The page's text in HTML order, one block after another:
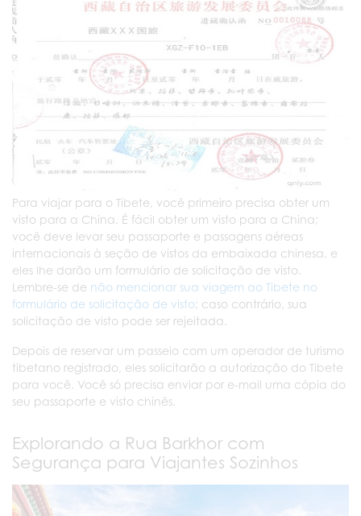
Para viajar para o Tibete, você primeiro precisa obter um
visto para a China. É fácil obter um visto para a China;
você deve levar seu passaporte e passagens aéreas
internacionais à seção de vistos da embaixada chinesa, e
eles lhe darão um formulário de solicitação de visto.
Lembre-se de não mencionar sua viagem ao Tibete no
formulário de solicitação de visto; caso contrário, sua
solicitação de visto pode ser rejeitada.
Depois de reservar um passeio com um operador de turismo
tibetano registrado, eles solicitarão a autorização do Tibete
para você. Você só precisa enviar por e-mail uma cópia do
seu passaporte e visto chinês.
Explorando a Rua Barkhor com
Segurança para Viajantes Sozinhos